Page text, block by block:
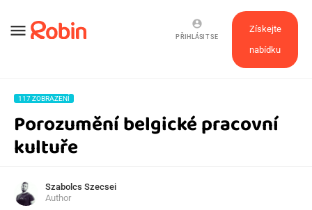
menu
Získejte
nabídku
account_circle
PŘIHLÁSIT SE
117 ZOBRAZENÍ
Porozumění belgické pracovní
kultuře
Szabolcs Szecsei
Author